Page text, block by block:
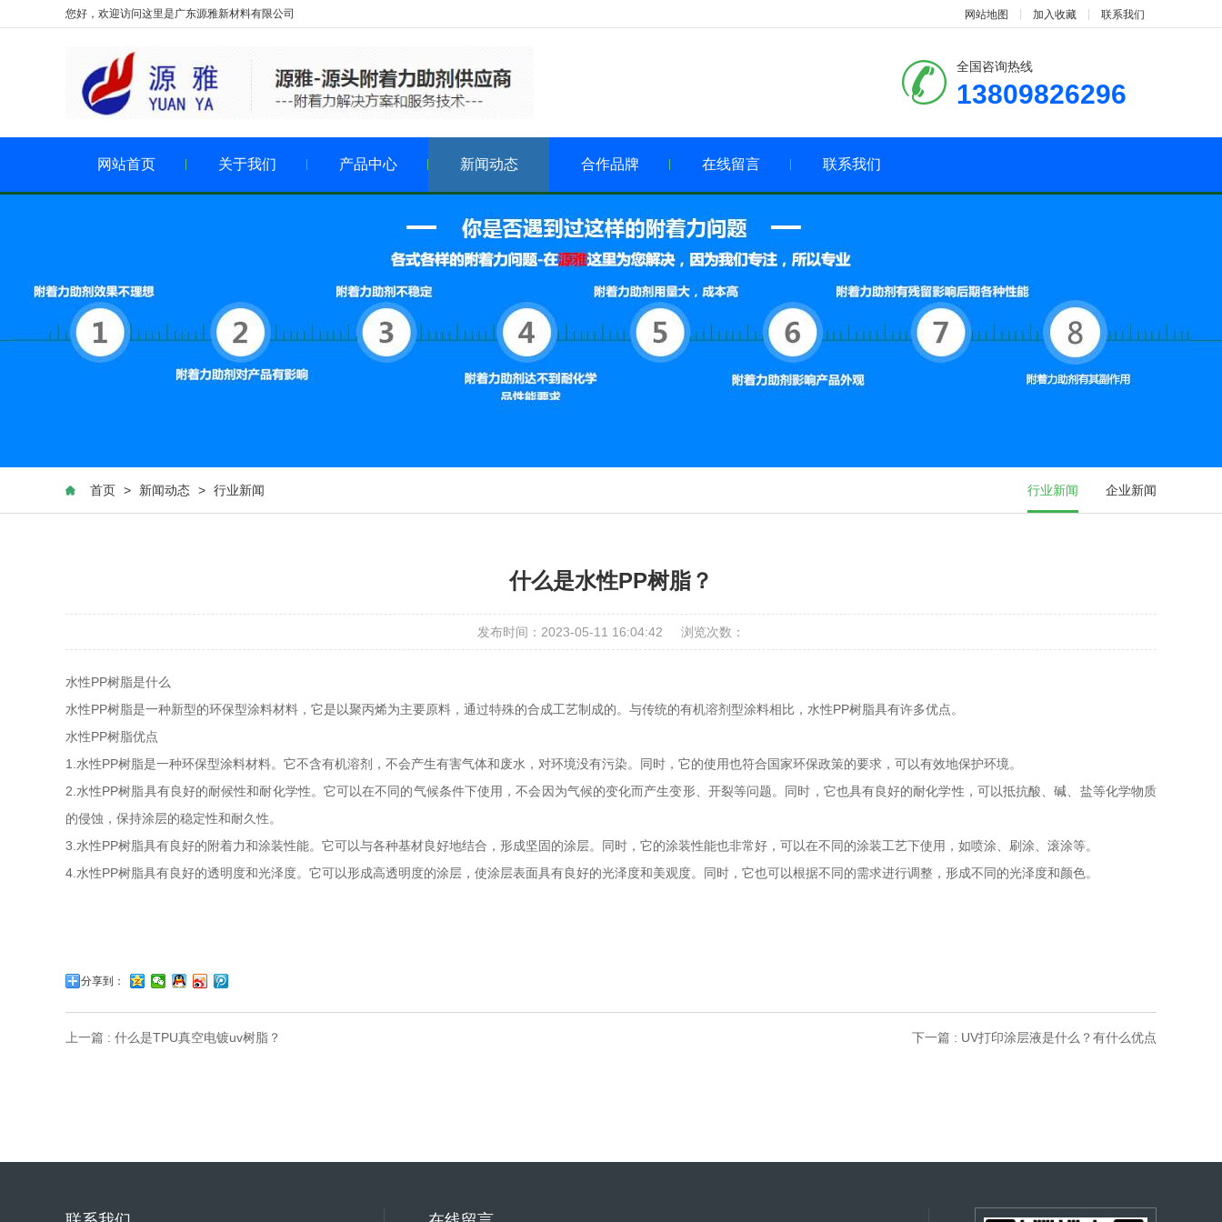
您好，欢迎访问这里是广东源雅新材料有限公司 网站地图 加入收藏 联系我们
全国咨询热线
13809826296
网站首页 关于我们 产品中心 新闻动态 合作品牌 在线留言 联系我们
首页 > 新闻动态 > 行业新闻 行业新闻 企业新闻
什么是水性PP树脂？
发布时间：2023-05-11 16:04:42 浏览次数：
水性PP树脂是什么
水性PP树脂是一种新型的环保型涂料材料，它是以聚丙烯为主要原料，通过特殊的合成工艺制成的。与传统的有机溶剂型涂料相比，水性PP树脂具有许多优点。
水性PP树脂优点
1.水性PP树脂是一种环保型涂料材料。它不含有机溶剂，不会产生有害气体和废水，对环境没有污染。同时，它的使用也符合国家环保政策的要求，可以有效地保护环境。
2.水性PP树脂具有良好的耐候性和耐化学性。它可以在不同的气候条件下使用，不会因为气候的变化而产生变形、开裂等问题。同时，它也具有良好的耐化学性，可以抵抗酸、碱、盐等化学物质
的侵蚀，保持涂层的稳定性和耐久性。
3.水性PP树脂具有良好的附着力和涂装性能。它可以与各种基材良好地结合，形成坚固的涂层。同时，它的涂装性能也非常好，可以在不同的涂装工艺下使用，如喷涂、刷涂、滚涂等。
4.水性PP树脂具有良好的透明度和光泽度。它可以形成高透明度的涂层，使涂层表面具有良好的光泽度和美观度。同时，它也可以根据不同的需求进行调整，形成不同的光泽度和颜色。
分享到：
上一篇 : 什么是TPU真空电镀uv树脂？ 下一篇 : UV打印涂层液是什么？有什么优点